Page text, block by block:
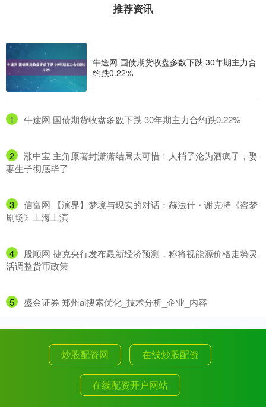
推荐资讯
牛途网 国债期货收盘多数下跌 30年期主力合
约跌0.22%
1 ​牛途网 国债期货收盘多数下跌 30年期主力合约跌0.22%
2
​涨中宝 主角原著封潇潇结局太可惜！人梢子沦为酒疯子，娶
妻生子彻底毕了
3
​信富网 【演界】梦境与现实的对话：赫法什・谢克特《盗梦
剧场》上海上演
4
​股顺网 捷克央行发布最新经济预测，称将视能源价格走势灵
活调整货币政策
5 ​盛金证券 郑州ai搜索优化_技术分析_企业_内容
炒股配资网 在线炒股配资
在线配资开户网站